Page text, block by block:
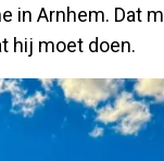
in Arnhem. Dat
hij moet doen.